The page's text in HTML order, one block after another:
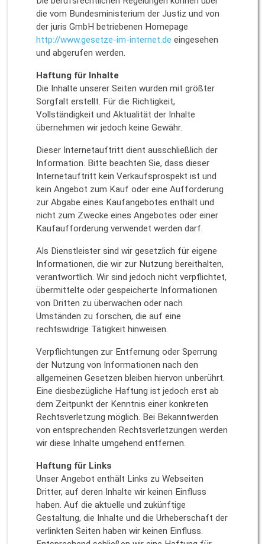
die vom Bundesministerium der Justiz und von
der juris GmbH betriebenen Homepage
http://www.gesetze-im-internet.de eingesehen
und abgerufen werden.
Haftung für Inhalte
Die Inhalte unserer Seiten wurden mit größter
Sorgfalt erstellt. Für die Richtigkeit,
Vollständigkeit und Aktualität der Inhalte
übernehmen wir jedoch keine Gewähr.
Dieser Internetauftritt dient ausschließlich der
Information. Bitte beachten Sie, dass dieser
Internetauftritt kein Verkaufsprospekt ist und
kein Angebot zum Kauf oder eine Aufforderung
zur Abgabe eines Kaufangebotes enthält und
nicht zum Zwecke eines Angebotes oder einer
Kaufaufforderung verwendet werden darf.
Als Dienstleister sind wir gesetzlich für eigene
Informationen, die wir zur Nutzung bereithalten,
verantwortlich. Wir sind jedoch nicht verpflichtet,
übermittelte oder gespeicherte Informationen
von Dritten zu überwachen oder nach
Umständen zu forschen, die auf eine
rechtswidrige Tätigkeit hinweisen.
Verpflichtungen zur Entfernung oder Sperrung
der Nutzung von Informationen nach den
allgemeinen Gesetzen bleiben hiervon unberührt.
Eine diesbezügliche Haftung ist jedoch erst ab
dem Zeitpunkt der Kenntnis einer konkreten
Rechtsverletzung möglich. Bei Bekanntwerden
von entsprechenden Rechtsverletzungen werden
wir diese Inhalte umgehend entfernen.
Haftung für Links
Unser Angebot enthält Links zu Webseiten
Dritter, auf deren Inhalte wir keinen Einfluss
haben. Auf die aktuelle und zukünftige
Gestaltung, die Inhalte und die Urheberschaft der
verlinkten Seiten haben wir keinen Einfluss.